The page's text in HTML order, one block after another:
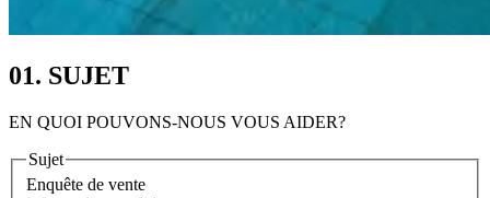
01. SUJET
EN QUOI POUVONS-NOUS VOUS AIDER?
Sujet
Enquête de vente